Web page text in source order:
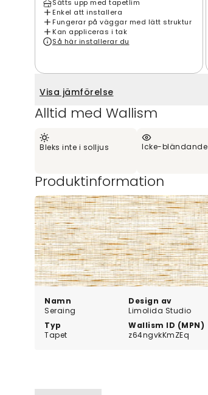
Sätts upp med tapetlim
Enkel att installera
Fungerar på väggar med lätt struktur
Kan appliceras i tak
Så här installerar du
Visa jämförelse
Alltid med Wallism
Bleks inte i solljus Icke-bländande
Produktinformation
Namn
Seraing
Design av
Limolida Studio
Typ
Tapet
Wallism ID (MPN)
z64ngvkKmZEq